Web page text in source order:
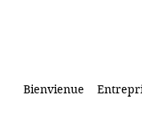
Bienvienue